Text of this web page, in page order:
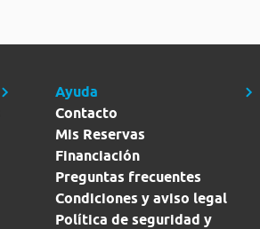
Ayuda
Contacto
Mis Reservas
Financiación
Preguntas frecuentes
Condiciones y aviso legal
Política de seguridad y